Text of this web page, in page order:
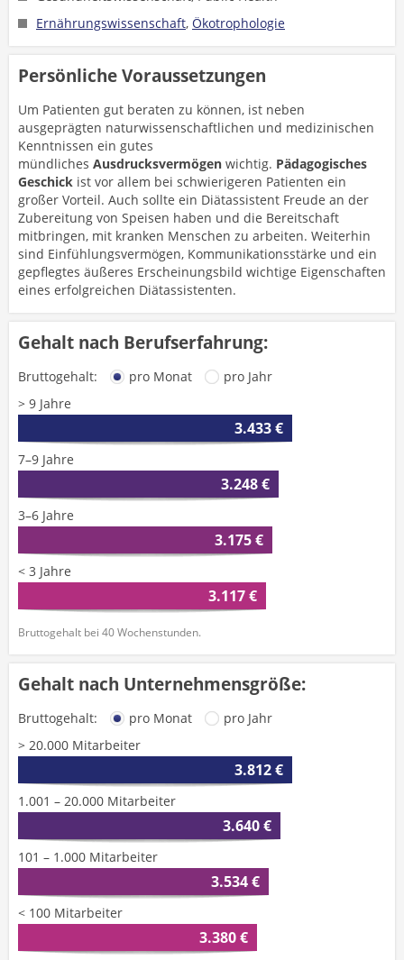
Ernährungswissenschaft, Ökotrophologie
Persönliche Voraussetzungen
Um Patienten gut beraten zu können, ist neben
ausgeprägten naturwissenschaftlichen und medizinischen
Kenntnissen ein gutes
mündliches Ausdrucksvermögen wichtig. Pädagogisches
Geschick ist vor allem bei schwierigeren Patienten ein
großer Vorteil. Auch sollte ein Diätassistent Freude an der
Zubereitung von Speisen haben und die Bereitschaft
mitbringen, mit kranken Menschen zu arbeiten. Weiterhin
sind Einfühlungsvermögen, Kommunikationsstärke und ein
gepflegtes äußeres Erscheinungsbild wichtige Eigenschaften
eines erfolgreichen Diätassistenten.
Gehalt nach Berufserfahrung:
Bruttogehalt: pro Monat
pro Jahr
> 9 Jahre
3.433 €
7–9 Jahre
3.248 €
3–6 Jahre
3.175 €
< 3 Jahre
3.117 €
Bruttogehalt bei 40 Wochenstunden.
Gehalt nach Unternehmensgröße:
Bruttogehalt: pro Monat
pro Jahr
> 20.000 Mitarbeiter
3.812 €
1.001 – 20.000 Mitarbeiter
3.640 €
101 – 1.000 Mitarbeiter
3.534 €
< 100 Mitarbeiter
3.380 €